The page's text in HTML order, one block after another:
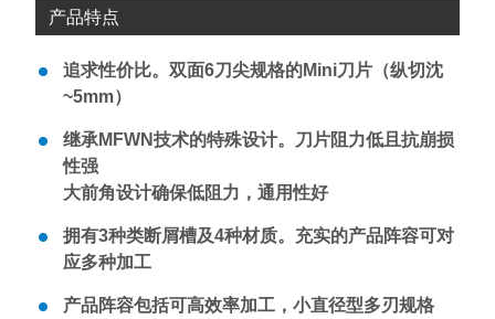
产品特点
追求性价比。双面6刀尖规格的Mini刀片（纵切沈
~5mm）
继承MFWN技术的特殊设计。刀片阻力低且抗崩损
性强
大前角设计确保低阻力，通用性好
拥有3种类断屑槽及4种材质。充实的产品阵容可对
应多种加工
产品阵容包括可高效率加工，小直径型多刃规格